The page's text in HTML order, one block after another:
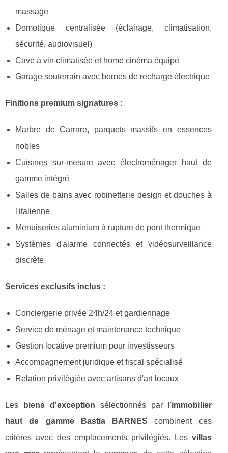
massage
Domotique centralisée (éclairage, climatisation,
sécurité, audiovisuel)
Cave à vin climatisée et home cinéma équipé
Garage souterrain avec bornes de recharge électrique
Finitions premium signatures :
Marbre de Carrare, parquets massifs en essences
nobles
Cuisines sur-mesure avec électroménager haut de
gamme intégré
Salles de bains avec robinetterie design et douches à
l'italienne
Menuiseries aluminium à rupture de pont thermique
Systèmes d'alarme connectés et vidéosurveillance
discrète
Services exclusifs inclus :
Conciergerie privée 24h/24 et gardiennage
Service de ménage et maintenance technique
Gestion locative premium pour investisseurs
Accompagnement juridique et fiscal spécialisé
Relation privilégiée avec artisans d'art locaux
Les biens d'exception sélectionnés par l'immobilier
haut de gamme Bastia BARNES combinent ces
critères avec des emplacements privilégiés. Les villas